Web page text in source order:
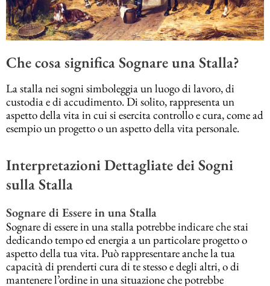
Che cosa significa Sognare una Stalla?
La stalla nei sogni simboleggia un luogo di lavoro, di
custodia e di accudimento. Di solito, rappresenta un
aspetto della vita in cui si esercita controllo e cura, come ad
esempio un progetto o un aspetto della vita personale.
Interpretazioni Dettagliate dei Sogni
sulla Stalla
Sognare di Essere in una Stalla
Sognare di essere in una stalla potrebbe indicare che stai
dedicando tempo ed energia a un particolare progetto o
aspetto della tua vita. Può rappresentare anche la tua
capacità di prenderti cura di te stesso e degli altri, o di
mantenere l’ordine in una situazione che potrebbe